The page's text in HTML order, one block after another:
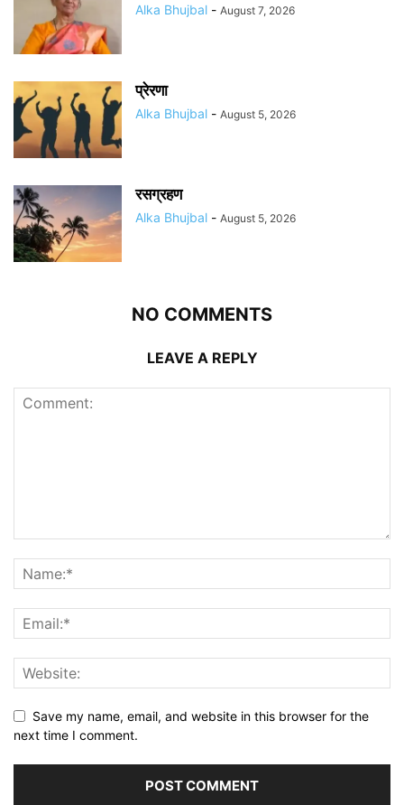
Alka Bhujbal - August 7, 2026
प्रेरणा
Alka Bhujbal - August 5, 2026
रसग्रहण
Alka Bhujbal - August 5, 2026
NO COMMENTS
LEAVE A REPLY
Save my name, email, and website in this browser for the
next time I comment.